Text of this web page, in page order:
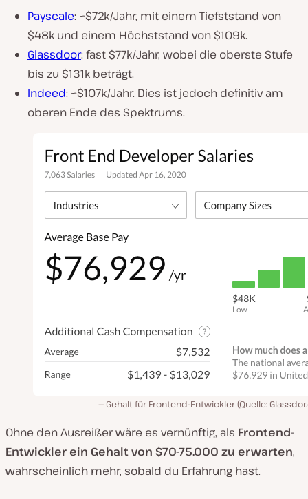
Payscale: ~$72k/Jahr, mit einem Tiefststand von
$48k und einem Höchststand von $109k.
Glassdoor: fast $77k/Jahr, wobei die oberste Stufe
bis zu $131k beträgt.
Indeed: ~$107k/Jahr. Dies ist jedoch definitiv am
oberen Ende des Spektrums.
Gehalt für Frontend-Entwickler (Quelle:
Ohne den Ausreißer wäre es vernünftig, als Frontend-
Entwickler ein Gehalt von $70-75.000 zu erwarten,
wahrscheinlich mehr, sobald du Erfahrung hast.